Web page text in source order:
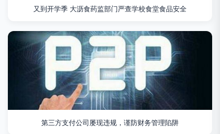
又到开学季 大沥食药监部门严查学校食堂食品安全
第三方支付公司屡现违规，谨防财务管理陷阱